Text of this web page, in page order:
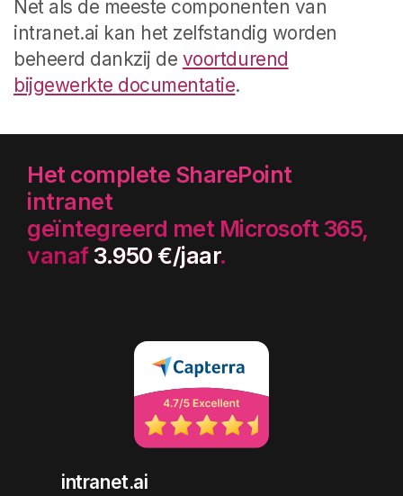
Net als de meeste componenten van
intranet.ai kan het zelfstandig worden
beheerd dankzij de voortdurend
bijgewerkte documentatie.
Het complete SharePoint
intranet
geïntegreerd met Microsoft 365,
vanaf 3.950 €/jaar.
intranet.ai